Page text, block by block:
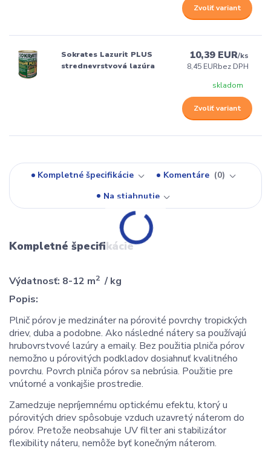
Zvoliť variant
Sokrates Lazurit PLUS
strednevrstvová lazúra
10,39 EUR/ks
8,45 EURbez DPH
skladom
Zvoliť variant
Kompletné špecifikácie Komentáre
0
Na stiahnutie
Kompletné špecifikácie
Výdatnosť: 8-12 m2 / kg
Popis:
Plnič pórov je medzináter na pórovité povrchy tropických
driev, duba a podobne. Ako následné nátery sa používajú
hrubovrstvové lazúry a emaily. Bez použitia plniča pórov
nemožno u pórovitých podkladov dosiahnuť kvalitného
povrchu. Povrch plniča pórov sa nebrúsia. Použitie pre
vnútorné a vonkajšie prostredie.
Zamedzuje nepríjemnému optickému efektu, ktorý u
pórovitých driev spôsobuje vzduch uzavretý náterom do
pórov. Pretože neobsahuje UV filter ani stabilizátor
flexibility náteru, nemôže byť konečným náterom.